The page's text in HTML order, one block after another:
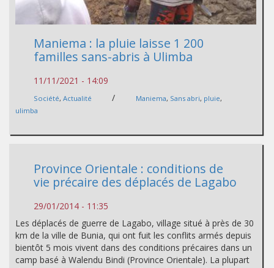
Maniema : la pluie laisse 1 200
familles sans-abris à Ulimba
11/11/2021 - 14:09
Société, Actualité / Maniema, Sans abri, pluie,
ulimba
Province Orientale : conditions de
vie précaire des déplacés de Lagabo
29/01/2014 - 11:35
Les déplacés de guerre de Lagabo, village situé à près de 30
km de la ville de Bunia, qui ont fuit les conflits armés depuis
bientôt 5 mois vivent dans des conditions précaires dans un
camp basé à Walendu Bindi (Province Orientale). La plupart